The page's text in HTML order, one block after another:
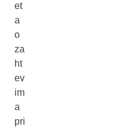
et
a
o
za
ht
ev
im
a
pri